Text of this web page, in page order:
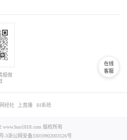
报微
网经社 上直播 BI系统
www.huo1818.com 版权所有
-3浙公网安备33010902003526号
在线
客服